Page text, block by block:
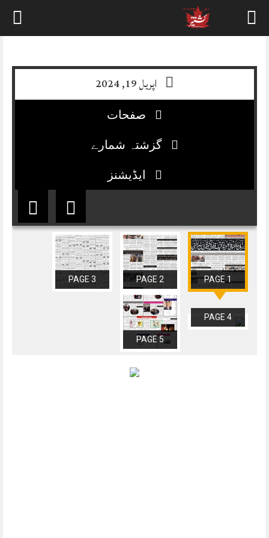
اپریل 19, 2024
صفحات
گزشتہ شمارے
ایڈیشنز
PAGE 1
PAGE 2
PAGE 3
PAGE 4
PAGE 5